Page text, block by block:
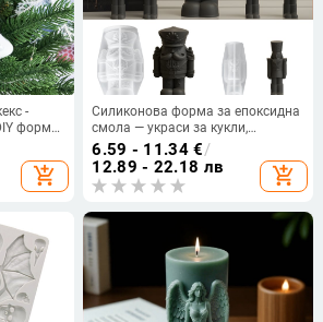
-
форма
add_shopping_cart
Силиконова форма за епоксидна
смола — украси за кукли,
неправилна форма, подходяща
за отливка на смола и гипсови
форми за свещи
6.59 - 11.34€/
12.89 - 22.18 лв
add_shopping_cart